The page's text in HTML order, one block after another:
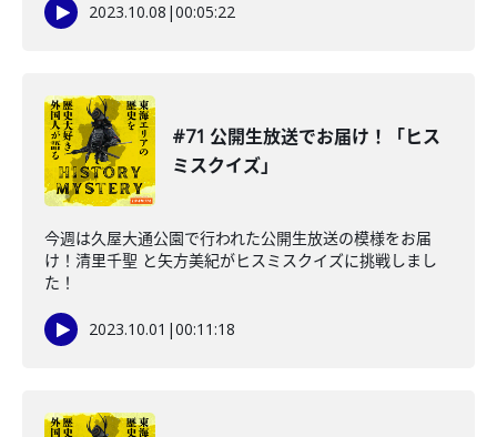
2023.10.08 |00:05:22
#71 公開生放送でお届け！「ヒス
ミスクイズ」
今週は久屋大通公園で行われた公開生放送の模様をお届
け！清里千聖 と矢方美紀がヒスミスクイズに挑戦しまし
た！
2023.10.01 |00:11:18